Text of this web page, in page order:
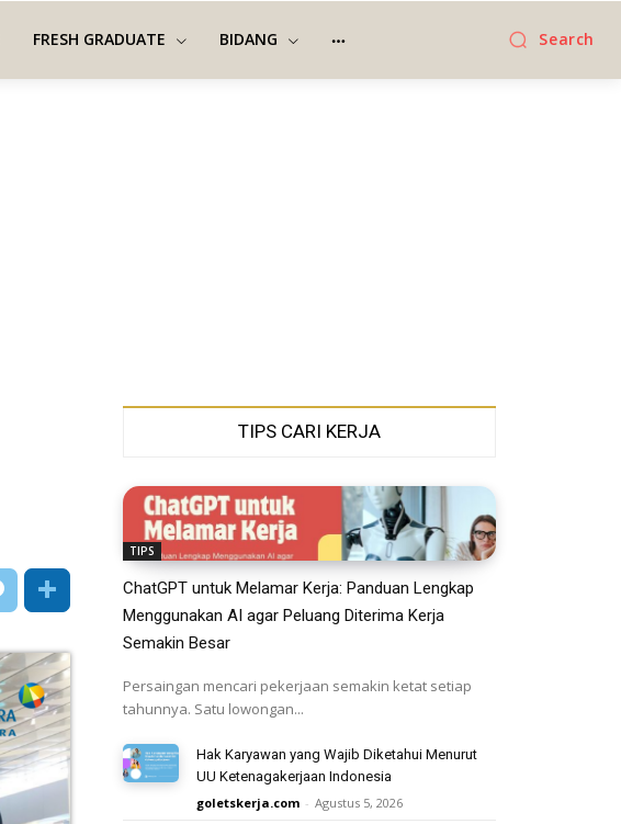
FRESH GRADUATE BIDANG Search
TIPS CARI KERJA
TIPS
ChatGPT untuk Melamar Kerja: Panduan Lengkap
Menggunakan AI agar Peluang Diterima Kerja
Semakin Besar
Persaingan mencari pekerjaan semakin ketat setiap
tahunnya. Satu lowongan...
Hak Karyawan yang Wajib Diketahui Menurut
UU Ketenagakerjaan Indonesia
goletskerja.com - Agustus 5, 2026